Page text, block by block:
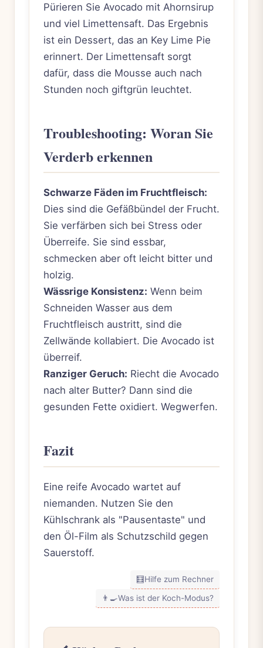
Pürieren Sie Avocado mit Ahornsirup
und viel Limettensaft. Das Ergebnis
ist ein Dessert, das an Key Lime Pie
erinnert. Der Limettensaft sorgt
dafür, dass die Mousse auch nach
Stunden noch giftgrün leuchtet.
Troubleshooting: Woran Sie
Verderb erkennen
Schwarze Fäden im Fruchtfleisch:
Dies sind die Gefäßbündel der Frucht.
Sie verfärben sich bei Stress oder
Überreife. Sie sind essbar,
schmecken aber oft leicht bitter und
holzig.
Wässrige Konsistenz: Wenn beim
Schneiden Wasser aus dem
Fruchtfleisch austritt, sind die
Zellwände kollabiert. Die Avocado ist
überreif.
Ranziger Geruch: Riecht die Avocado
nach alter Butter? Dann sind die
gesunden Fette oxidiert. Wegwerfen.
Fazit
Eine reife Avocado wartet auf
niemanden. Nutzen Sie den
Kühlschrank als "Pausentaste" und
den Öl-Film als Schutzschild gegen
Sauerstoff.
🧮Hilfe zum Rechner
👨‍🍳Was ist der Koch-Modus?